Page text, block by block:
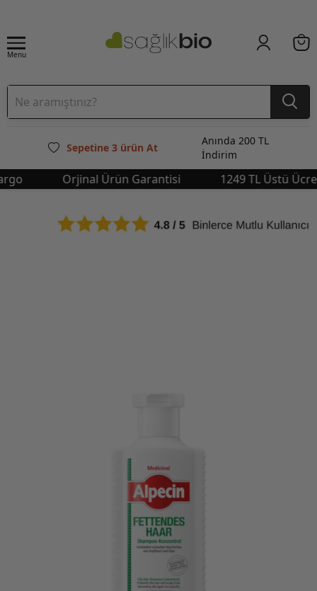
Menu
Sepetine 3 ürün At
Anında 200 TL
İndirim
Orjinal Ürün Garantisi 1249 TL Üstü